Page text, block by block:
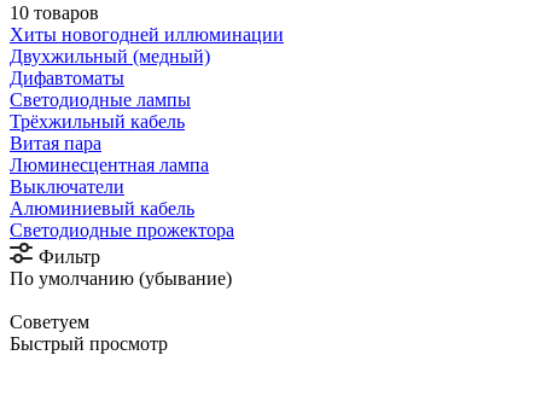
10 товаров
Хиты новогодней иллюминации
Двухжильный (медный)
Дифавтоматы
Светодиодные лампы
Трёхжильный кабель
Витая пара
Люминесцентная лампа
Выключатели
Алюминиевый кабель
Светодиодные прожектора
Фильтр
По умолчанию (убывание)
Советуем
Быстрый просмотр